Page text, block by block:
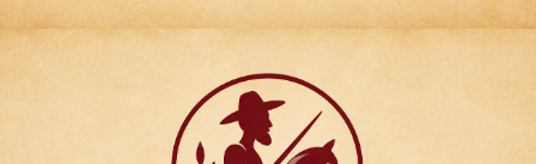
Articulos para
Regalo Torfer.